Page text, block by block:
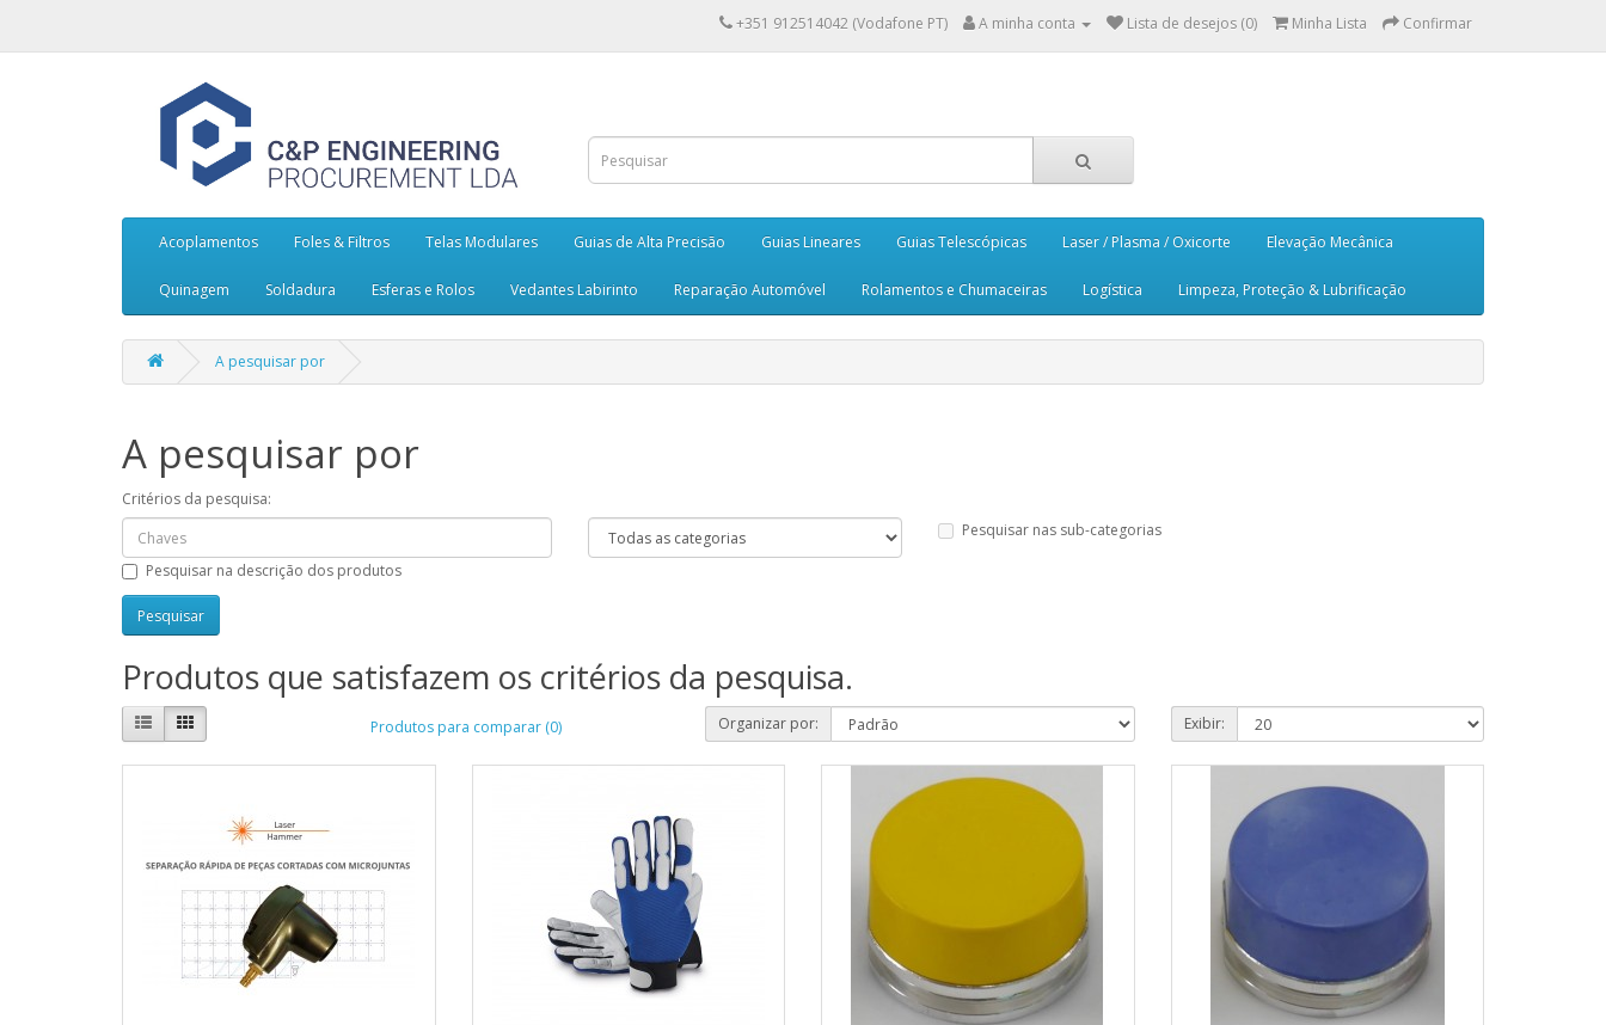
+351 912514042 (Vodafone PT) A minha conta Lista de desejos (0) Minha Lista Confirmar
Acoplamentos Foles & Filtros Telas Modulares Guias de Alta Precisão Guias Lineares Guias Telescópicas Laser / Plasma / Oxicorte Elevação Mecânica
Quinagem Soldadura Esferas e Rolos Vedantes Labirinto Reparação Automóvel Rolamentos e Chumaceiras Logística Limpeza, Proteção & Lubrificação
A pesquisar por
A pesquisar por
Critérios da pesquisa:
Pesquisar nas sub-categorias
Pesquisar na descrição dos produtos
Produtos que satisfazem os critérios da pesquisa.
Produtos para comparar (0) Organizar por: Exibir: